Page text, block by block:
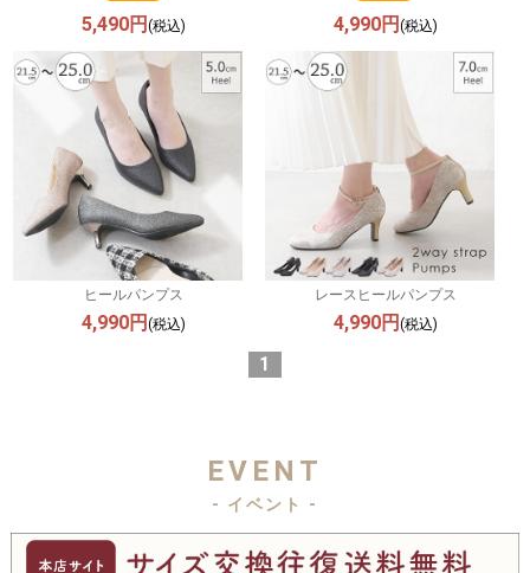
5,490円(税込) 4,990円 (税込)
ヒールパンプス
4,990円(税込)
レースヒールパンプス
4,990円 (税込)
1
EVENT
- イベント -